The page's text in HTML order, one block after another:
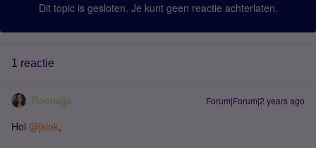
Dit topic is gesloten. Je kunt geen reactie achterlaten.
1 reactie
Roeqajja Forum|Forum|2 years ago
Hoi @jklok,